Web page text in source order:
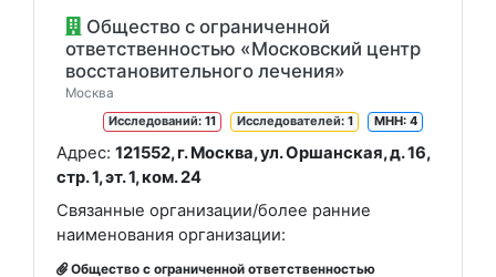
Oбщество с ограниченной
ответственностью «Московский центр
восстановительного лечения»
Москва
МНН: 4
Исследователей: 1
Исследований: 11
Адрес: 121552, г. Москва, ул. Оршанская, д. 16,
стр. 1, эт. 1, ком. 24
Связанные организации/более ранние
наименования организации:
Общество с ограниченной ответственностью